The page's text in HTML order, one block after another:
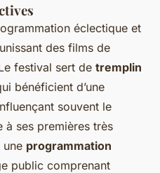
éclectique et
des films de
festival sert de tremplin
bénéficient d’une
souvent le
à ses premières très
une programmation
public comprenant